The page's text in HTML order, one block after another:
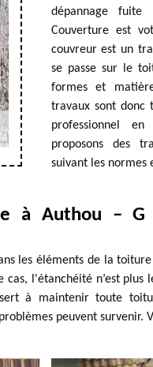
dépannage
Couverture est
couvreur est un
se passe sur le
formes et
travaux sont donc
professionnel
proposons des
suivant les normes
à Authou – G
les éléments de la
cas, l'étanchéité n’est
à maintenir toute
peuvent survenir.